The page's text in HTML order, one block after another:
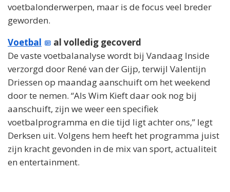
voetbalonderwerpen, maar is de focus veel breder
geworden.
Voetbal
al volledig gecoverd
De vaste voetbalanalyse wordt bij Vandaag Inside
verzorgd door René van der Gijp, terwijl Valentijn
Driessen op maandag aanschuift om het weekend
door te nemen. “Als Wim Kieft daar ook nog bij
aanschuift, zijn we weer een specifiek
voetbalprogramma en die tijd ligt achter ons,” legt
Derksen uit. Volgens hem heeft het programma juist
zijn kracht gevonden in de mix van sport, actualiteit
en entertainment.